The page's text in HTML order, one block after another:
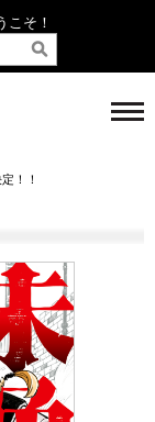
こそ！
！！